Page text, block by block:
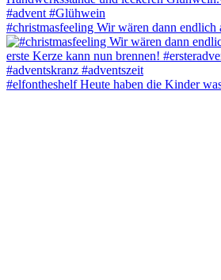
#christmasfeeling Wir wären dann endlich
#elfontheshelf Heute haben die Kinder